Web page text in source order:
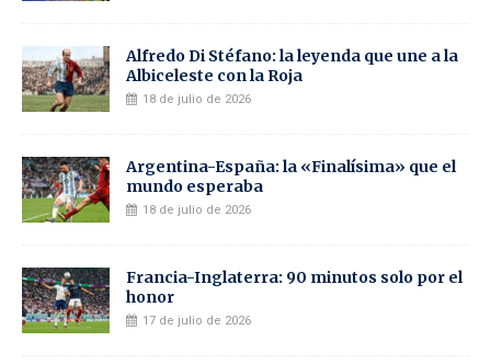
Alfredo Di Stéfano: la leyenda que une a la
Albiceleste con la Roja
18 de julio de 2026
Argentina-España: la «Finalísima» que el
mundo esperaba
18 de julio de 2026
Francia-Inglaterra: 90 minutos solo por el
honor
17 de julio de 2026